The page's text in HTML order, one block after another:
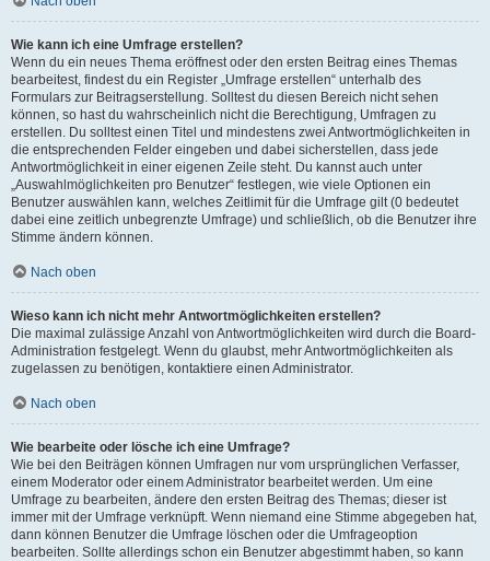
Wie kann ich eine Umfrage erstellen?
Wenn du ein neues Thema eröffnest oder den ersten Beitrag eines Themas
bearbeitest, findest du ein Register „Umfrage erstellen“ unterhalb des
Formulars zur Beitragserstellung. Solltest du diesen Bereich nicht sehen
können, so hast du wahrscheinlich nicht die Berechtigung, Umfragen zu
erstellen. Du solltest einen Titel und mindestens zwei Antwortmöglichkeiten in
die entsprechenden Felder eingeben und dabei sicherstellen, dass jede
Antwortmöglichkeit in einer eigenen Zeile steht. Du kannst auch unter
„Auswahlmöglichkeiten pro Benutzer“ festlegen, wie viele Optionen ein
Benutzer auswählen kann, welches Zeitlimit für die Umfrage gilt (0 bedeutet
dabei eine zeitlich unbegrenzte Umfrage) und schließlich, ob die Benutzer ihre
Stimme ändern können.
Nach oben
Wieso kann ich nicht mehr Antwortmöglichkeiten erstellen?
Die maximal zulässige Anzahl von Antwortmöglichkeiten wird durch die Board-
Administration festgelegt. Wenn du glaubst, mehr Antwortmöglichkeiten als
zugelassen zu benötigen, kontaktiere einen Administrator.
Nach oben
Wie bearbeite oder lösche ich eine Umfrage?
Wie bei den Beiträgen können Umfragen nur vom ursprünglichen Verfasser,
einem Moderator oder einem Administrator bearbeitet werden. Um eine
Umfrage zu bearbeiten, ändere den ersten Beitrag des Themas; dieser ist
immer mit der Umfrage verknüpft. Wenn niemand eine Stimme abgegeben hat,
dann können Benutzer die Umfrage löschen oder die Umfrageoption
bearbeiten. Sollte allerdings schon ein Benutzer abgestimmt haben, so kann